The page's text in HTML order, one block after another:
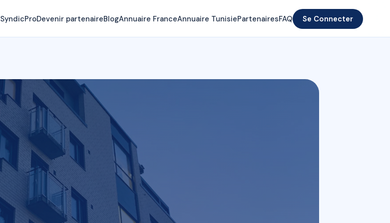
SyndicProDevenir partenaireBlogAnnuaire FranceAnnuaire TunisiePartenairesFAQ Se Connecter